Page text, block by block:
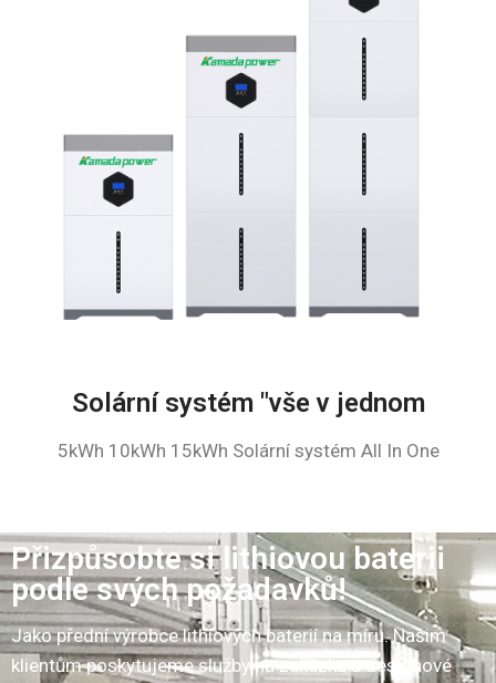
Solární systém "vše v jednom
5kWh 10kWh 15kWh Solární systém All In One
Přizpůsobte si lithiovou baterii
podle svých požadavků!
Jako přední výrobce lithiových baterií na míru.Našim
klientům poskytujeme služby na zakázku a designové